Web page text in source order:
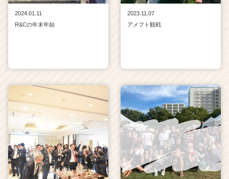
2024.01.11
R&Cの年末年始
2023.11.07
アメフト観戦